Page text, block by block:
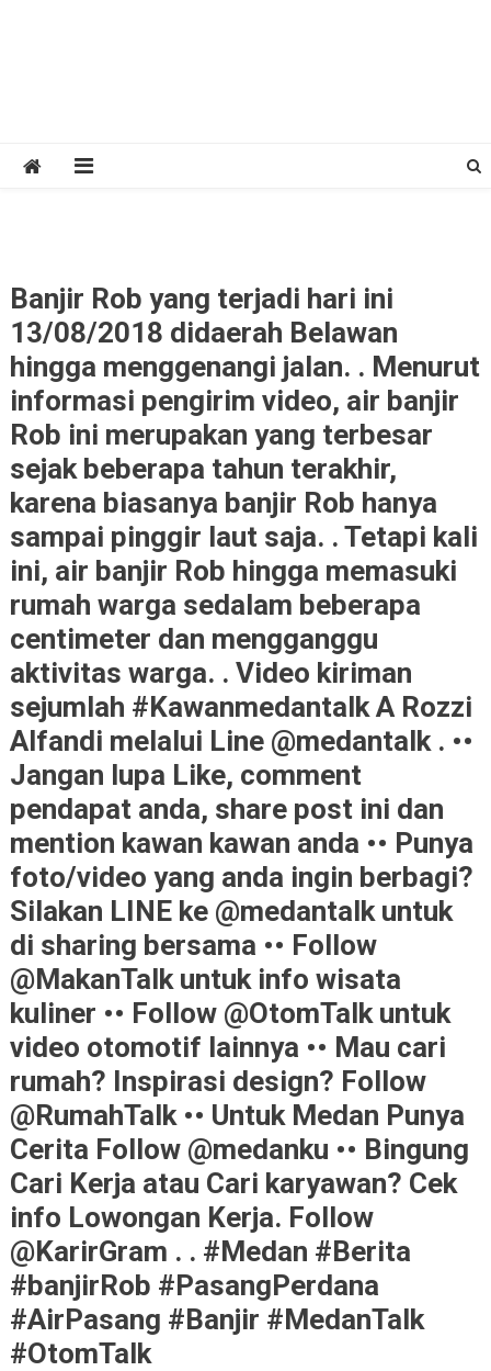
Banjir Rob yang terjadi hari ini
13/08/2018 didaerah Belawan
hingga menggenangi jalan. . Menurut
informasi pengirim video, air banjir
Rob ini merupakan yang terbesar
sejak beberapa tahun terakhir,
karena biasanya banjir Rob hanya
sampai pinggir laut saja. . Tetapi kali
ini, air banjir Rob hingga memasuki
rumah warga sedalam beberapa
centimeter dan mengganggu
aktivitas warga. . Video kiriman
sejumlah #Kawanmedantalk A Rozzi
Alfandi melalui Line @medantalk . ••
Jangan lupa Like, comment
pendapat anda, share post ini dan
mention kawan kawan anda •• Punya
foto/video yang anda ingin berbagi?
Silakan LINE ke @medantalk untuk
di sharing bersama •• Follow
@MakanTalk untuk info wisata
kuliner •• Follow @OtomTalk untuk
video otomotif lainnya •• Mau cari
rumah? Inspirasi design? Follow
@RumahTalk •• Untuk Medan Punya
Cerita Follow @medanku •• Bingung
Cari Kerja atau Cari karyawan? Cek
info Lowongan Kerja. Follow
@KarirGram . . #Medan #Berita
#banjirRob #PasangPerdana
#AirPasang #Banjir #MedanTalk
#OtomTalk